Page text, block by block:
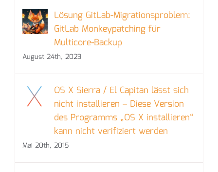
Lösung GitLab-Migrationsproblem:
GitLab Monkeypatching für
Multicore-Backup
August 24th, 2023
OS X Sierra‎ / El Capitan lässt sich
nicht installieren – Diese Version
des Programms „OS X installieren“
kann nicht verifiziert werden
Mai 20th, 2015